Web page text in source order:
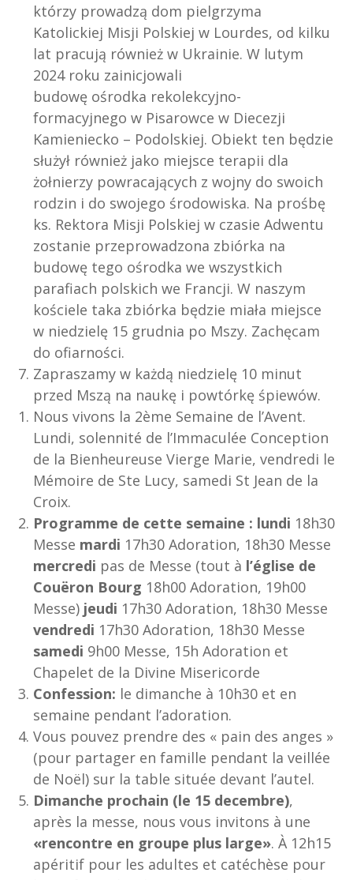
którzy prowadzą dom pielgrzyma
Katolickiej Misji Polskiej w Lourdes, od kilku
lat pracują również w Ukrainie. W lutym
2024 roku zainicjowali
budowę ośrodka rekolekcyjno-
formacyjnego w Pisarowce w Diecezji
Kamieniecko – Podolskiej. Obiekt ten będzie
służył również jako miejsce terapii dla
żołnierzy powracających z wojny do swoich
rodzin i do swojego środowiska. Na prośbę
ks. Rektora Misji Polskiej w czasie Adwentu
zostanie przeprowadzona zbiórka na
budowę tego ośrodka we wszystkich
parafiach polskich we Francji. W naszym
kościele taka zbiórka będzie miała miejsce
w niedzielę 15 grudnia po Mszy. Zachęcam
do ofiarności.
Zapraszamy w każdą niedzielę 10 minut
przed Mszą na naukę i powtórkę śpiewów.
Nous vivons la 2ème Semaine de l’Avent.
Lundi, solennité de l’Immaculée Conception
de la Bienheureuse Vierge Marie, vendredi le
Mémoire de Ste Lucy, samedi St Jean de la
Croix.
Programme de cette semaine : lundi 18h30
Messe mardi 17h30 Adoration, 18h30 Messe
mercredi pas de Messe (tout à l’église de
Couëron Bourg 18h00 Adoration, 19h00
Messe) jeudi 17h30 Adoration, 18h30 Messe
vendredi 17h30 Adoration, 18h30 Messe
samedi 9h00 Messe, 15h Adoration et
Chapelet de la Divine Misericorde
Confession: le dimanche à 10h30 et en
semaine pendant l’adoration.
Vous pouvez prendre des « pain des anges »
(pour partager en famille pendant la veillée
de Noël) sur la table située devant l’autel.
Dimanche prochain (le 15 decembre),
après la messe, nous vous invitons à une
«rencontre en groupe plus large». À 12h15
apéritif pour les adultes et catéchèse pour